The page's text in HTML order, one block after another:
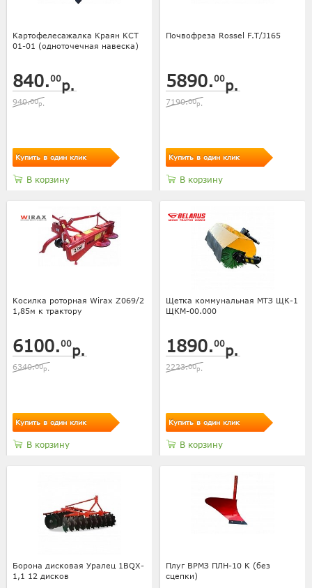
Картофелесажалка Краян КСТ
01-01 (одноточечная навеска)
840.00р.
940.00р.
Купить в один клик
В корзину
Почвофреза Rossel F.T/J165
5890.00р.
7190.00р.
Купить в один клик
В корзину
Косилка роторная Wirax Z069/2
1,85м к трактору
6100.00р.
6340.00р.
Купить в один клик
В корзину
Щетка коммунальная МТЗ ЩК-1
ЩКМ-00.000
1890.00р.
2223.00р.
Купить в один клик
В корзину
Борона дисковая Уралец 1BQX-
1,1 12 дисков
Плуг ВРМЗ ПЛН-10 К (без
сцепки)